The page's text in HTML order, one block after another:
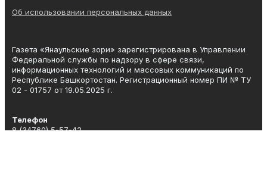
Об использовании персональных данных
Газета «Янаульские зори» зарегистрирована в Управлении
Федеральной службы по надзору в сфере связи,
информационных технологий и массовых коммуникаций по
Республике Башкортостан. Регистрационный номер ПИ № ТУ
02 - 01757 от 19.05.2025 г.
Телефон
8 (34760) 5-57-42